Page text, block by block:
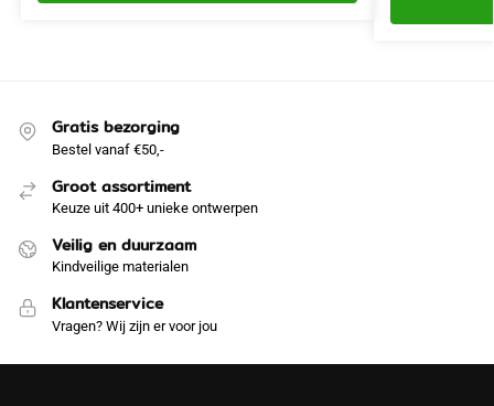
Gratis bezorging
Bestel vanaf €50,-
Groot assortiment
Keuze uit 400+ unieke ontwerpen
Veilig en duurzaam
Kindveilige materialen
Klantenservice
Vragen? Wij zijn er voor jou